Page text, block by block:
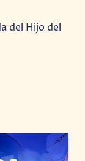
del Hijo del